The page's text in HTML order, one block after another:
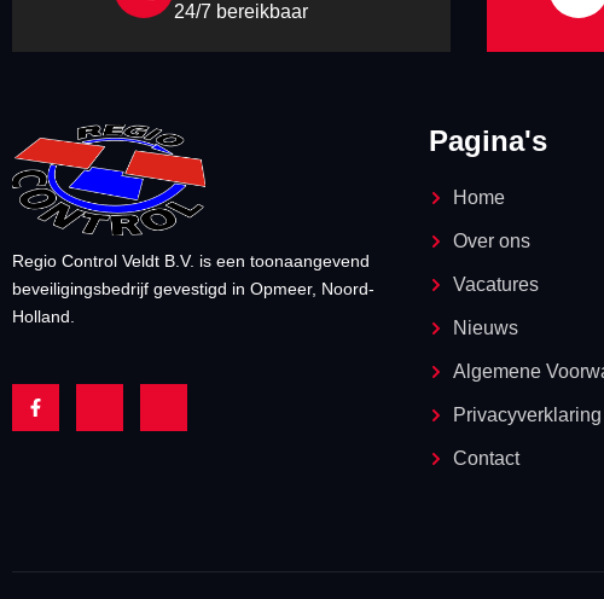
24/7 bereikbaar
Regio Control Veldt B.V. is een toonaangevend
beveiligingsbedrijf gevestigd in Opmeer, Noord-
Holland.
a
c
i
r
i
i
Pagina's
Home
Over ons
Vacatures
Nieuws
Algemene
Privacyverklaring
Contact